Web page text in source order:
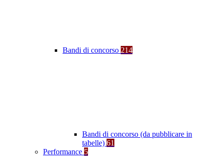
Bandi di concorso 214
Bandi di concorso (da pubblicare in
tabelle) 61
Performance 5